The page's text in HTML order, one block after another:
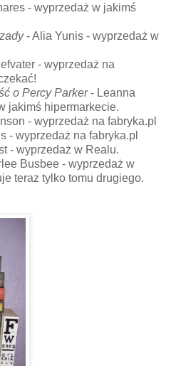
- wyprzedaż w jakimś
- Alia Yunis - wyprzedaż w
- wyprzedaż na
o Percy Parker- Leanna
jakimś hipermarkecie.
- wyprzedaż na fabryka.pl
- wyprzedaż na fabryka.pl
- wyprzedaż w Realu.
Busbee - wyprzedaż w
teraz tylko tomu drugiego.